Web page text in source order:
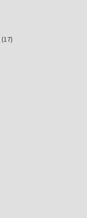
1717